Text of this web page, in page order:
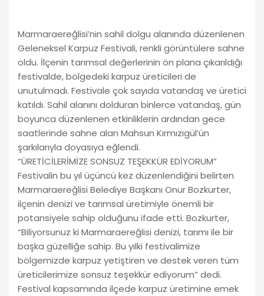
Marmaraereğlisi’nin sahil dolgu alanında düzenlenen
Geleneksel Karpuz Festivali, renkli görüntülere sahne
oldu. İlçenin tarımsal değerlerinin ön plana çıkarıldığı
festivalde, bölgedeki karpuz üreticileri de
unutulmadı. Festivale çok sayıda vatandaş ve üretici
katıldı. Sahil alanını dolduran binlerce vatandaş, gün
boyunca düzenlenen etkinliklerin ardından gece
saatlerinde sahne alan Mahsun Kırmızıgül’ün
şarkılarıyla doyasıya eğlendi.
“ÜRETİCİLERİMİZE SONSUZ TEŞEKKÜR EDİYORUM”
Festivalin bu yıl üçüncü kez düzenlendiğini belirten
Marmaraereğlisi Belediye Başkanı Onur Bozkurter,
ilçenin denizi ve tarımsal üretimiyle önemli bir
potansiyele sahip olduğunu ifade etti. Bozkurter,
“Biliyorsunuz ki Marmaraereğlisi denizi, tarımı ile bir
başka güzelliğe sahip. Bu yılki festivalimize
bölgemizde karpuz yetiştiren ve destek veren tüm
üreticilerimize sonsuz teşekkür ediyorum” dedi.
Festival kapsamında ilçede karpuz üretimine emek